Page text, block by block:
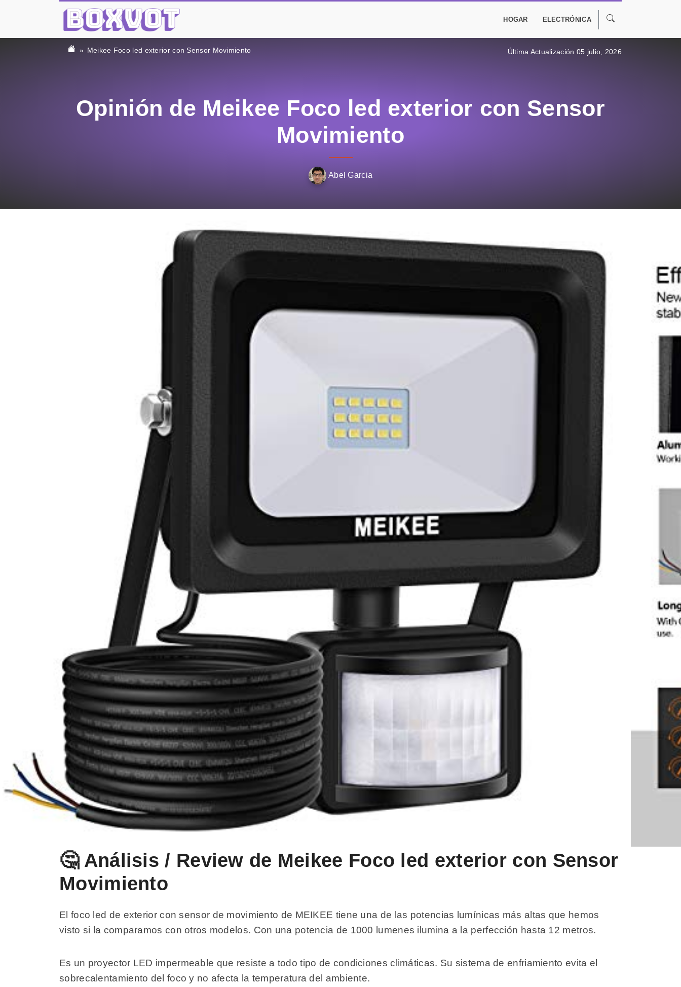
HOGAR ELECTRÓNICA
Meikee Foco led exterior con Sensor Movimiento Última Actualización 05 julio, 2026
Opinión de Meikee Foco led exterior con Sensor
Movimiento
Abel Garcia
🤔 Análisis / Review de Meikee Foco led exterior con Sensor
Movimiento
El foco led de exterior con sensor de movimiento de MEIKEE tiene una de las potencias lumínicas más altas que hemos
visto si la comparamos con otros modelos. Con una potencia de 1000 lumenes ilumina a la perfección hasta 12 metros.
Es un proyector LED impermeable que resiste a todo tipo de condiciones climáticas. Su sistema de enfriamiento evita el
sobrecalentamiento del foco y no afecta la temperatura del ambiente.